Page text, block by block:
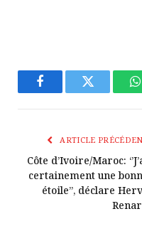
FacebookTwitter
ARTICLE
Côte d’Ivoire/Maroc:
certainement une
étoile’’, déclare